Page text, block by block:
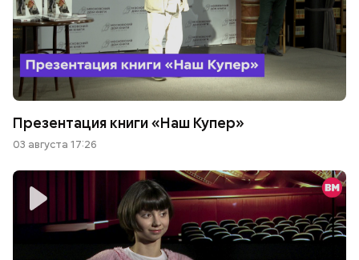
Презентация книги «Наш Купер»
03 августа 17:26